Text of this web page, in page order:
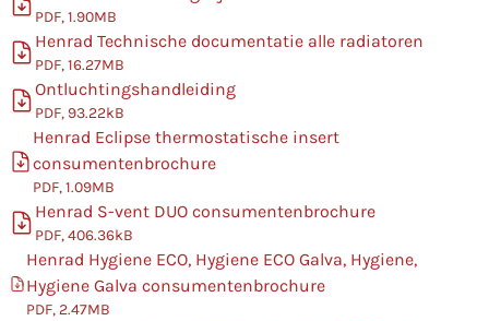
PDF, 1.90MB
Henrad Technische documentatie alle radiatoren
PDF, 16.27MB
Ontluchtingshandleiding
PDF, 93.22kB
Henrad Eclipse thermostatische insert
consumentenbrochure
PDF, 1.09MB
Henrad S-vent DUO consumentenbrochure
PDF, 406.36kB
Henrad Hygiene ECO, Hygiene ECO Galva, Hygiene,
Hygiene Galva consumentenbrochure
PDF, 2.47MB